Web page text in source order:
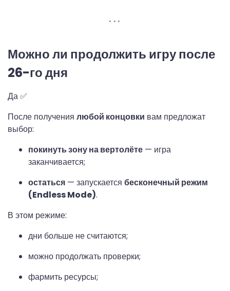
Можно ли продолжить игру после
26-го дня
Да ✅
После получения любой концовки вам предложат
выбор:
покинуть зону на вертолёте — игра
заканчивается;
остаться — запускается бесконечный режим
(Endless Mode).
В этом режиме:
дни больше не считаются;
можно продолжать проверки;
фармить ресурсы;